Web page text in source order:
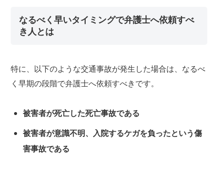
なるべく早いタイミングで弁護士へ依頼すべ
き人とは
特に、以下のような交通事故が発生した場合は、なるべ
く早期の段階で弁護士へ依頼すべきです。
被害者が死亡した死亡事故である
被害者が意識不明、入院するケガを負ったという傷
害事故である